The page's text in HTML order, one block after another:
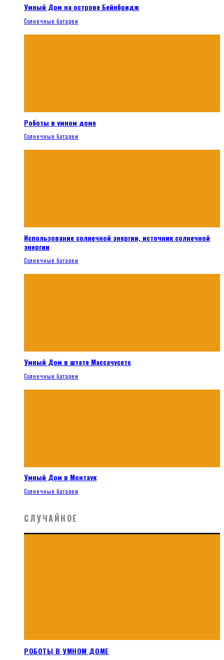
Умный Дом на острове Бейнбридж
Солнечные батареи
Роботы в умном доме
Солнечные батареи
Использование солнечной энергии, источник солнечной
энергии
Солнечные батареи
Умный Дом в штате Массачусетс
Солнечные батареи
Умный Дом в Монтаук
Солнечные батареи
СЛУЧАЙНОЕ
РОБОТЫ В УМНОМ ДОМЕ